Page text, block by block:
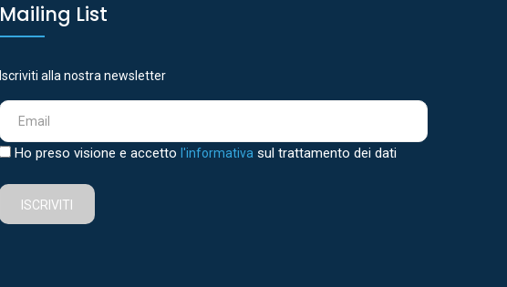
Mailing List
Iscriviti alla nostra newsletter
Ho preso visione e accetto l'informativa sul trattamento dei dati
ISCRIVITI